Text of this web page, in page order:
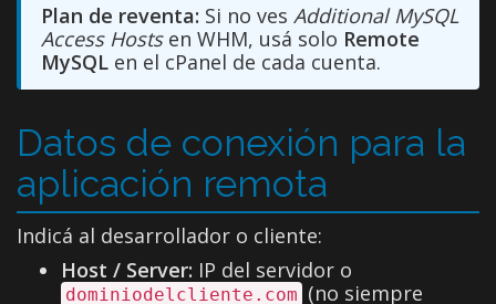
Plan de reventa: Si no ves Additional MySQL
Access Hostsen WHM, usá solo Remote
MySQL en el cPanel de cada cuenta.
Datos de conexión para la
aplicación remota
Indicá al desarrollador o cliente:
Host / Server: IP del servidor o
dominiodelcliente.com (no siempre